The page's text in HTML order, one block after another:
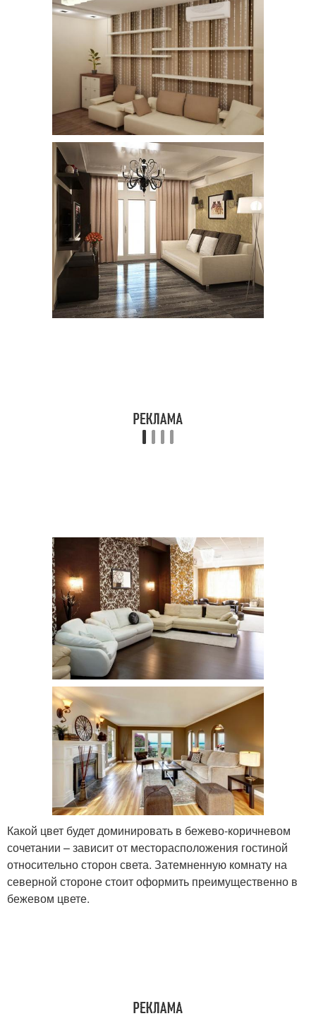
Какой цвет будет доминировать в бежево-коричневом
сочетании – зависит от месторасположения гостиной
относительно сторон света. Затемненную комнату на
северной стороне стоит оформить преимущественно в
бежевом цвете.